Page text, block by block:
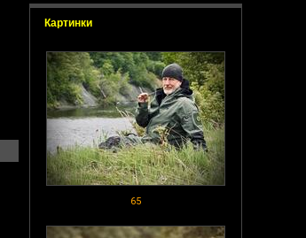
Картинки
65